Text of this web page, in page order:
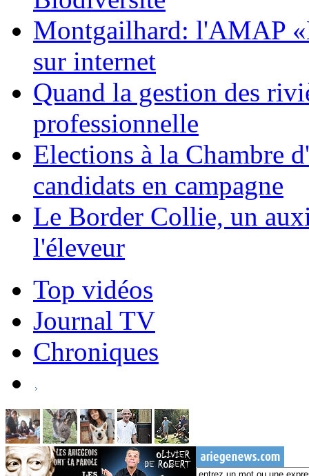
Montgailhard: l'AMAP
sur internet
Quand la gestion des
professionnelle
Elections à la Chambre
candidats en campagne
Le Border Collie, un
l'éleveur
Top vidéos
Journal TV
Chroniques